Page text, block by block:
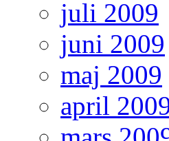
juli 2009
juni 2009
maj 2009
april